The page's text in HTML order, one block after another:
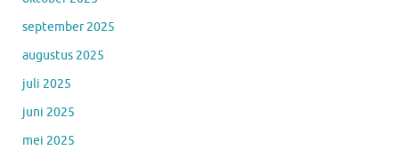
september 2025
augustus 2025
juli 2025
juni 2025
mei 2025